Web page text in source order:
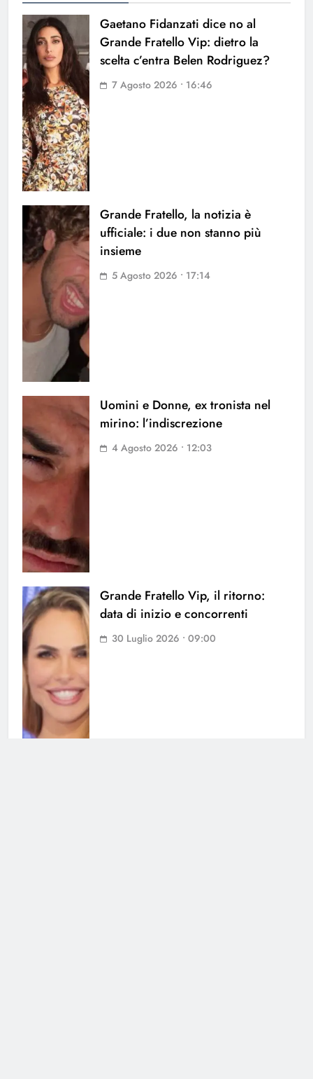
Gaetano Fidanzati dice no al
Grande Fratello Vip: dietro la
scelta c’entra Belen Rodriguez?
7 Agosto 2026 • 16:46
Grande Fratello, la notizia è
ufficiale: i due non stanno più
insieme
5 Agosto 2026 • 17:14
Uomini e Donne, ex tronista nel
mirino: l’indiscrezione
4 Agosto 2026 • 12:03
Grande Fratello Vip, il ritorno:
data di inizio e concorrenti
30 Luglio 2026 • 09:00